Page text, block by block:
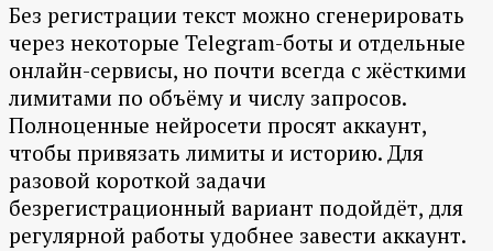
Без регистрации текст можно сгенерировать
через некоторые Telegram-боты и отдельные
онлайн-сервисы, но почти всегда с жёсткими
лимитами по объёму и числу запросов.
Полноценные нейросети просят аккаунт,
чтобы привязать лимиты и историю. Для
разовой короткой задачи
безрегистрационный вариант подойдёт, для
регулярной работы удобнее завести аккаунт.